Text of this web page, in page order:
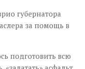
губернатора
за помощь в
подготовить всю